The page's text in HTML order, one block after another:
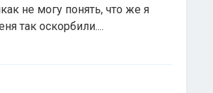
не могу понять, что же я
так оскорбили....